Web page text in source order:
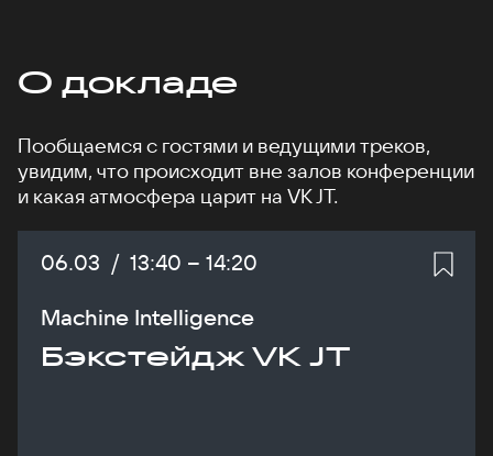
О докладе
Пообщаемся с гостями и ведущими треков,
увидим, что происходит вне залов конференции
и какая атмосфера царит на VK JT.
Дата:
06.03 / Начало:
13:40 – Конец:
14:20
Machine Intelligence
Бэкстейдж VK JT